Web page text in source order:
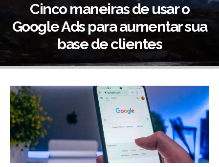
Cinco maneiras de usar o
Google Ads para aumentar sua
base de clientes